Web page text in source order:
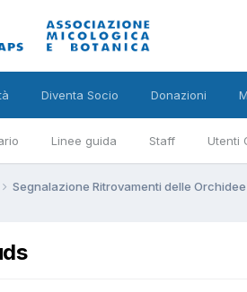
Linee guida Staff Utenti
Diventa Socio Donazioni
Segnalazione Ritrovamenti delle